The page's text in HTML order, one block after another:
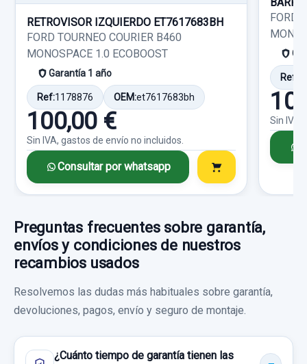
PUERTA DELANTERA DERECHA
FORD GALAXY (CA1) LIMITED EDITION
Ref:993548
Consultar por whatsapp
80,00 €
Consultar por whatsapp
RETROVISOR IZQUIERDO ET7617683BH
FORD TOURNEO COURIER B460
MONOSPACE 1.0 ECOBOOST
Garantía 1 año
Ref:1178876 OEM:et7617683bh
100,00 €
Sin IVA, gastos de envío no incluidos.
Consultar por whatsapp
FORD
Ref:
Sin IVA,
Preguntas frecuentes sobre garantía,
envíos y condiciones de nuestros
recambios usados
Resolvemos las dudas más habituales sobre garantía,
devoluciones, pagos, envío y seguro de montaje.
¿Cuánto tiempo de garantía tienen las